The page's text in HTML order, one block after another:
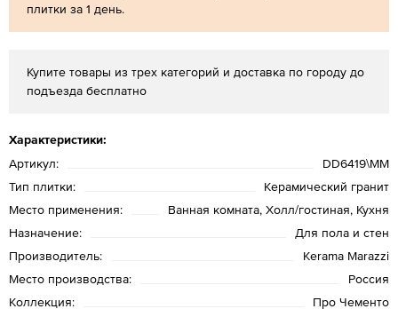
плитки за 1 день.
Купите товары из трех категорий и доставка по городу до
подъезда бесплатно
Характеристики:
Артикул:
DD6419\MM
Тип плитки:
Керамический гранит
Место применения:
Ванная комната, Холл/гостиная, Кухня
Назначение:
Для пола и стен
Производитель:
Kerama Marazzi
Место производства:
Россия
Коллекция:
Про Чементо